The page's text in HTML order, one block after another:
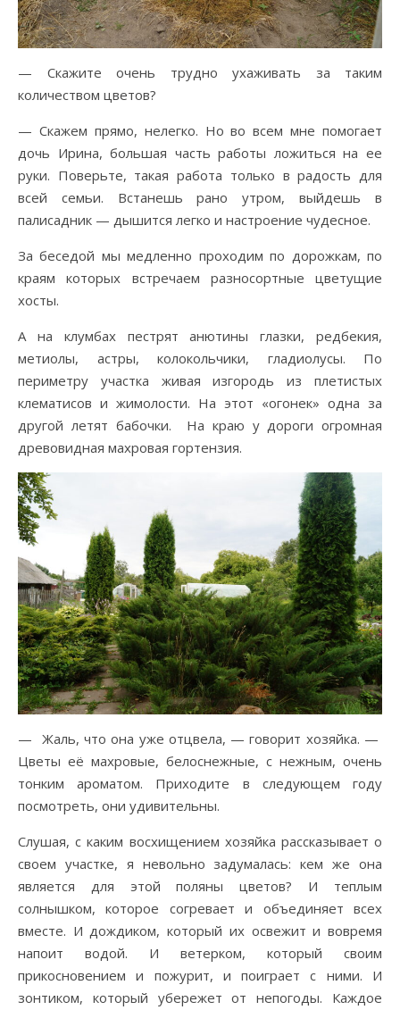
— Скажите очень трудно ухаживать за таким
количеством цветов?
— Скажем прямо, нелегко. Но во всем мне помогает
дочь Ирина, большая часть работы ложиться на ее
руки. Поверьте, такая работа только в радость для
всей семьи. Встанешь рано утром, выйдешь в
палисадник — дышится легко и настроение чудесное.
За беседой мы медленно проходим по дорожкам, по
краям которых встречаем разносортные цветущие
хосты.
А на клумбах пестрят анютины глазки, редбекия,
метиолы, астры, колокольчики, гладиолусы. По
периметру участка живая изгородь из плетистых
клематисов и жимолости. На этот «огонек» одна за
другой летят бабочки. На краю у дороги огромная
древовидная махровая гортензия.
— Жаль, что она уже отцвела, — говорит хозяйка. —
Цветы её махровые, белоснежные, с нежным, очень
тонким ароматом. Приходите в следующем году
посмотреть, они удивительны.
Слушая, с каким восхищением хозяйка рассказывает о
своем участке, я невольно задумалась: кем же она
является для этой поляны цветов? И теплым
солнышком, которое согревает и объединяет всех
вместе. И дождиком, который их освежит и вовремя
напоит водой. И ветерком, который своим
прикосновением и пожурит, и поиграет с ними. И
зонтиком, который убережет от непогоды. Каждое